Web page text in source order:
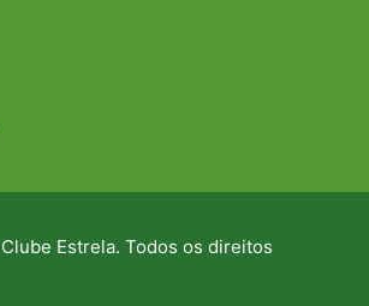
Estrela. Todos os direitos